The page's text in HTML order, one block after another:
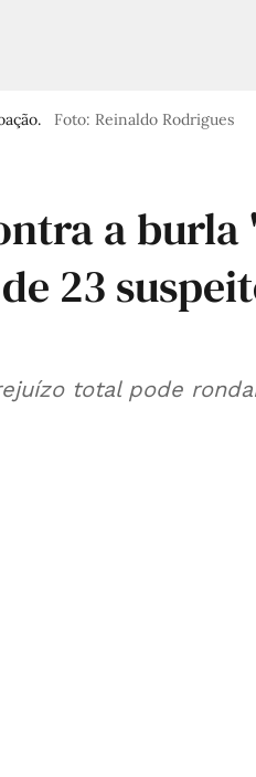
Foto: Reinaldo Rodrigues
a burla
23
total pode